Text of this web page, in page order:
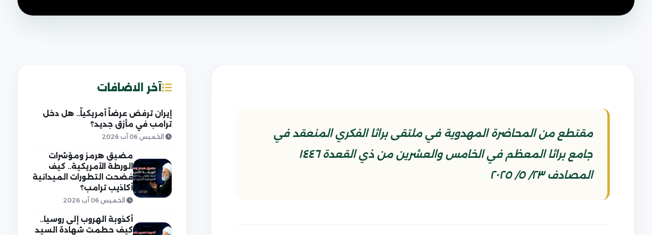
مقتطع من المحاضرة المهدوية في ملتقى براثا الفكري المنعقد في
جامع براثا المعظم في الخامس والعشرين من ذي القعدة ١٤٤٦
المصادف ٢٣/ ٥/ ٢٠٢٥
آخر الاضافات
إيران ترفض عرضاً أمريكياً.. هل دخل
ترامب في مأزق جديد؟
الخميس 06 آب 2026
مضيق هرمز ومؤشرات
الورطة الأمريكية.. كيف
فضحت التطورات الميدانية
أكاذيب ترامب؟
الخميس 06 آب 2026
أكذوبة الهروب إلى روسيا..
كيف حطمت شهادة السيد